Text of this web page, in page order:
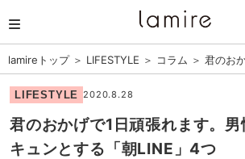
lamireトップ＞ LIFESTYLE ＞ コラム ＞ 君のお
LIFESTYLE 2020.8.28
君のおかげで1日頑張れます。
キュンとする「朝LINE」4つ